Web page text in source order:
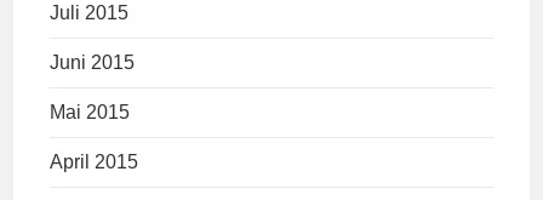
Juli 2015
Juni 2015
Mai 2015
April 2015